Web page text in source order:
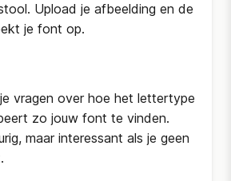
Upload je afbeelding en de
je font op.
vragen over hoe het lettertype
zo jouw font te vinden.
maar interessant als je geen